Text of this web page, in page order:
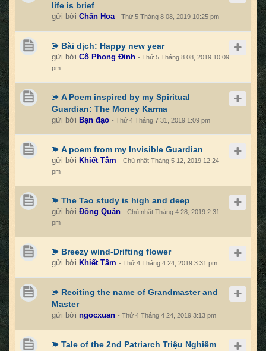
life is brief
gửi bởi Chấn Hoa - Thứ 5 Tháng 8 08, 2019 10:25 pm
Bài dịch: Happy new year
gửi bởi Cô Phong Đỉnh - Thứ 5 Tháng 8 08, 2019 10:09
pm
A Poem inspired by my Spiritual
Guardian: The Money Karma
gửi bởi Bạn đạo - Thứ 4 Tháng 7 31, 2019 1:09 pm
A poem from my Invisible Guardian
gửi bởi Khiết Tâm - Chủ nhật Tháng 5 12, 2019 12:24
pm
The Tao study is high and deep
gửi bởi Đông Quân - Chủ nhật Tháng 4 28, 2019 2:31
pm
Breezy wind-Drifting flower
gửi bởi Khiết Tâm - Thứ 4 Tháng 4 24, 2019 3:31 pm
Reciting the name of Grandmaster and
Master
gửi bởi ngocxuan - Thứ 4 Tháng 4 24, 2019 3:13 pm
Tale of the 2nd Patriarch Triệu Nghiêm